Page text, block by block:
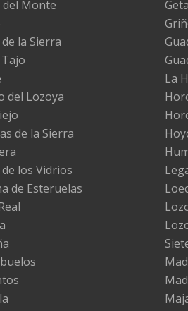
del Monte
la Sierra
del Lozoya
de la Sierra
los Vidrios
de Esteruelas
La